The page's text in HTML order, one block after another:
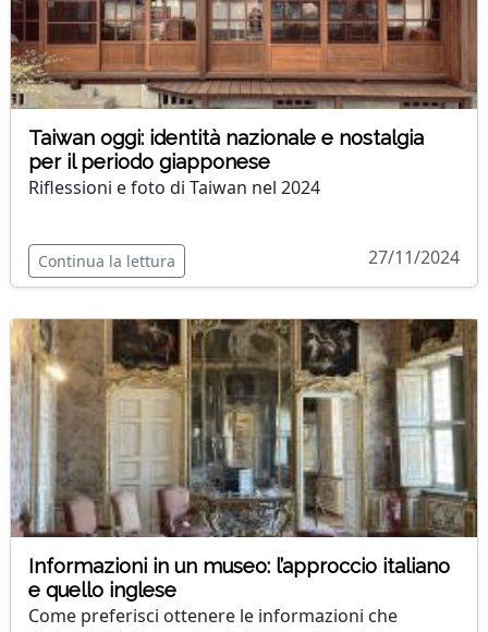
Taiwan oggi: identità nazionale e nostalgia
per il periodo giapponese
Riflessioni e foto di Taiwan nel 2024
Continua la lettura 27/11/2024
Informazioni in un museo: l’approccio italiano
e quello inglese
Come preferisci ottenere le informazioni che